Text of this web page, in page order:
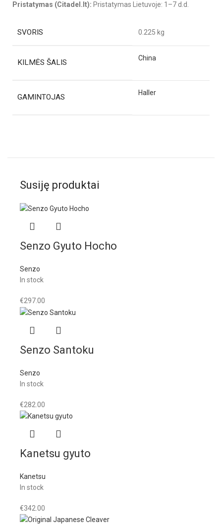
Pristatymas (Citadel.lt): Pristatymas Lietuvoje: 1–7 d.d.
SVORIS 0.225 kg
KILMĖS ŠALIS China
GAMINTOJAS Haller
Susiję produktai
Senzo Gyuto Hocho
Senzo
In stock
€297.00
Senzo Santoku
Senzo
In stock
€282.00
Kanetsu gyuto
Kanetsu
In stock
€342.00